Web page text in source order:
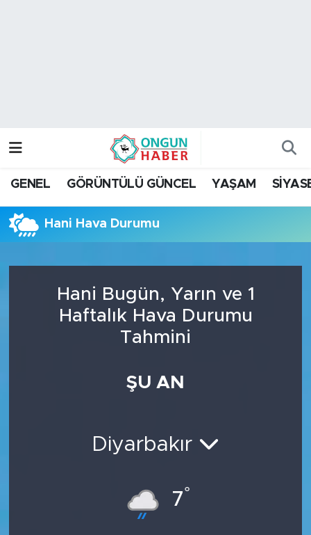
GENEL GÖRÜNTÜLÜ GÜNCEL YAŞAM
Hani Hava Durumu
Hani Bugün, Yarın ve 1
Haftalık Hava Durumu
Tahmini
ŞU AN
Diyarbakır
7°
Trafik Durumu
Tüm Manşetler
Son Dakika Haberleri
Haber Arşivi